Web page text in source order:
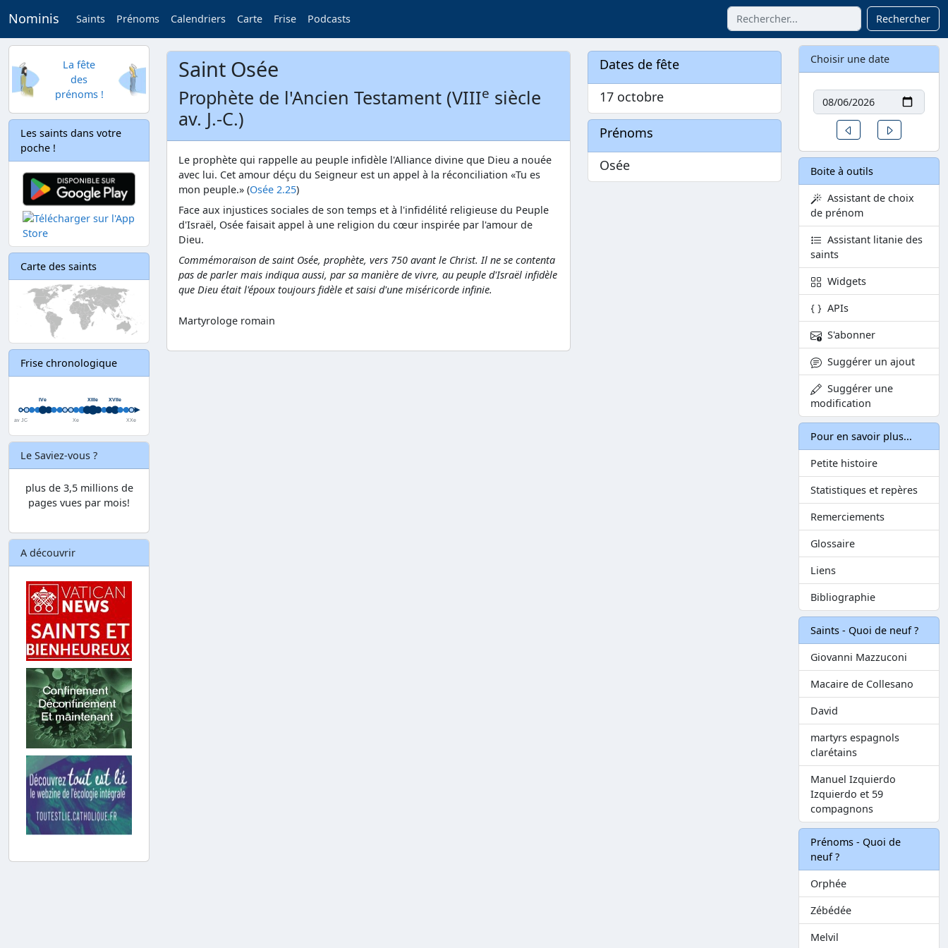
Nominis Saints Prénoms Calendriers Carte Frise Podcasts Rechercher
La fête
des
prénoms !
Les saints dans votre
poche !
Carte des saints
Frise chronologique
Le Saviez-vous ?
plus de 3,5 millions de
pages vues par mois!
A découvrir
Saint Osée
Prophète de l'Ancien Testament (VIIIe siècle
av. J.-C.)
Le prophète qui rappelle au peuple infidèle l'Alliance divine que Dieu a nouée
avec lui. Cet amour déçu du Seigneur est un appel à la réconciliation «Tu es
mon peuple.» (Osée 2.25)
Face aux injustices sociales de son temps et à l'infidélité religieuse du Peuple
d'Israël, Osée faisait appel à une religion du cœur inspirée par l'amour de
Dieu.
Commémoraison de saint Osée, prophète, vers 750 avant le Christ. Il ne se contenta
pas de parler mais indiqua aussi, par sa manière de vivre, au peuple d'Israël infidèle
que Dieu était l'époux toujours fidèle et saisi d'une miséricorde infinie.
Martyrologe romain
Dates de fête
17 octobre
Prénoms
Osée
Choisir une date
Date
Un jour avant
Boite à outils
Assistant de choix
de prénom
Assistant litanie des
saints
Widgets
APIs
S'abonner
Suggérer un ajout
Suggérer une
modification
Pour en savoir plus...
Petite histoire
Statistiques et repères
Remerciements
Glossaire
Liens
Bibliographie
Saints - Quoi de neuf ?
Giovanni Mazzuconi
Macaire de Collesano
David
martyrs espagnols
clarétains
Manuel Izquierdo
Izquierdo et 59
compagnons
Prénoms - Quoi de
neuf ?
Orphée
Zébédée
Melvil